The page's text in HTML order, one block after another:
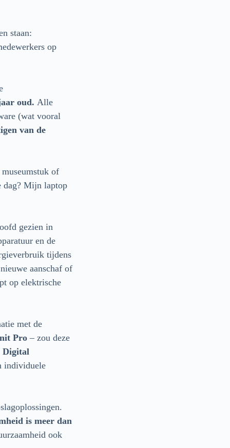
staan:
op
oud. Alle
(wat vooral
van de
of
dag? Mijn laptop
gezien in
en de
tijdens
aanschaf of
op elektrische
met de
Pro – zou deze
Digital
individuele
is meer dan
ook